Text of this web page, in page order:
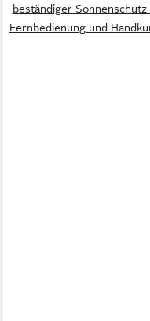
beständiger Sonnenschutz
Fernbedienung und